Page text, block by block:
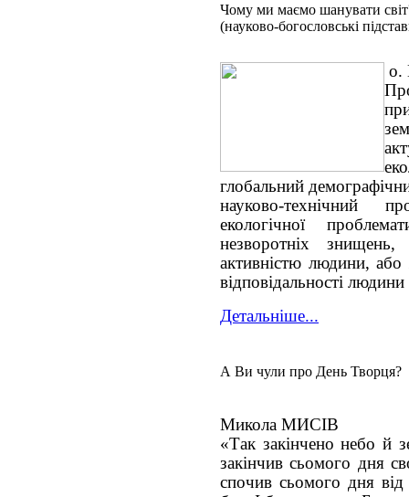
Чому ми маємо шанувати
(науково-богословські
о.
глобальний
науково-технічний
екологічної
незворотніх знищень,
активністю людини,
відповідальності людини
Детальніше...
А Ви чули про День Творця?
Микола МИСІВ
«Так закінчено небо й
закінчив сьомого дня
спочив сьомого дня